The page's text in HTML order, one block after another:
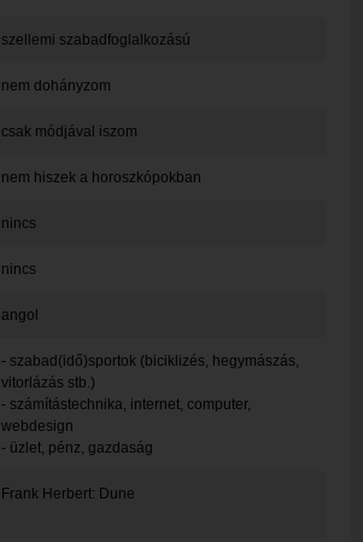
szellemi szabadfoglalkozású
nem dohányzom
csak módjával iszom
nem hiszek a horoszkópokban
nincs
nincs
angol
- szabad(idő)sportok (biciklizés, hegymászás,
vitorlázás stb.)
- számítástechnika, internet, computer,
webdesign
- üzlet, pénz, gazdaság
Frank Herbert: Dune